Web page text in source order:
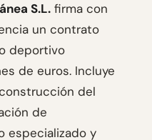
S.L. firma con
un contrato
deportivo
de euros. Incluye
del
de
especializado y